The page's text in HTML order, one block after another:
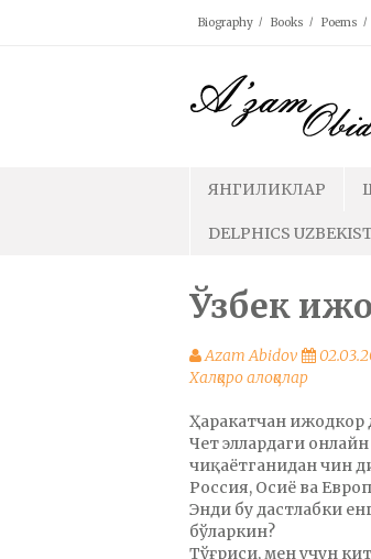
Biography Books Poems
ЯНГИЛИКЛАР
DELPHICS
Ўзбек
Azam Abidov
Халқаро алоқалар
Ҳаракатчан ижодкор
Чет эллардаги
чиқаётганидан чин
Россия, Осиё ва
Энди бу дастлабки
бўларкин?
Тўғриси, мен учун